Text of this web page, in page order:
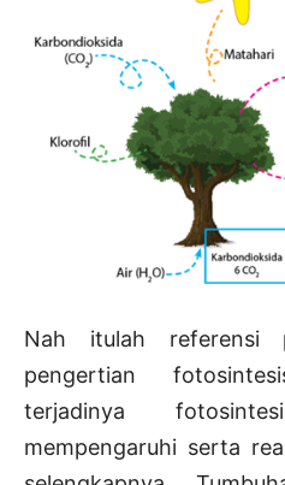
Nah itulah referensi
pengertian
terjadinya
mempengaruhi serta